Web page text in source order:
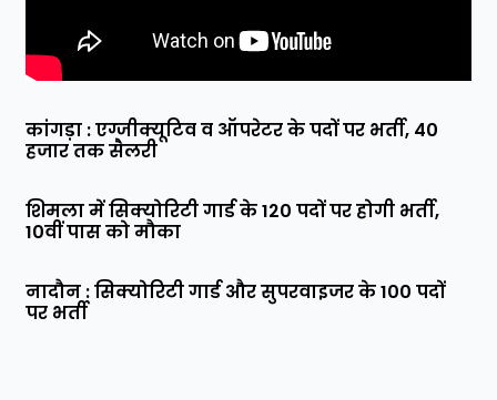
कांगड़ा : एग्जीक्यूटिव व ऑपरेटर के पदों पर भर्ती, 40
हजार तक सैलरी
शिमला में सिक्योरिटी गार्ड के 120 पदों पर होगी भर्ती,
10वीं पास को मौका
नादौन : सिक्योरिटी गार्ड और सुपरवाइजर के 100 पदों
पर भर्ती